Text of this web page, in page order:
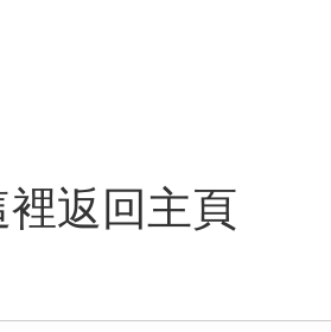
返回主頁